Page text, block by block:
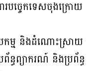
របច្ចេកទេសចុងក្រោយ
បកម្ម និងដំណោះស្រាយ
ន្ធព្យាករណ៍ និងប្រព័ន្ធ